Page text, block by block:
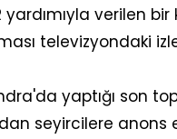
yardımıyla verilen
televizyondaki
yaptığı son
seyircilere anons